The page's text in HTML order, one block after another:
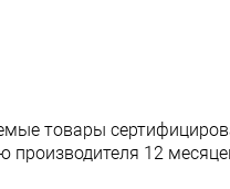
товары
12